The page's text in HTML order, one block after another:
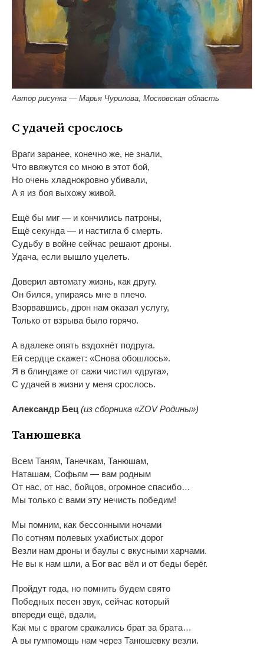
Автор рисунка — Марья Чурилова, Московская область
Судачей срослось
Враги заранее, конечно же, не знали,
Что ввяжутся со мною в этот бой,
Но очень хладнокровно убивали,
А я из боя выхожу живой.
Ещё бы миг — и кончились патроны,
Ещё секунда — и настигла б смерть.
Судьбу в войне сейчас решают дроны.
Удача, если вышло уцелеть.
Доверил автомату жизнь, как другу.
Он бился, упираясь мне в плечо.
Взорвавшись, дрон нам оказал услугу,
Только от взрыва было горячо.
А вдалеке опять вздохнёт подруга.
Ей сердце скажет: «Снова обошлось».
Я в блиндаже от сажи чистил «друга»,
С удачей в жизни у меня срослось.
Александр Бец (из сборника «ZOV Родины»)
Танюшевка
Всем Таням, Танечкам, Танюшам,
Наташам, Софьям — вам родным
От нас, от нас, бойцов, огромное спасибо…
Мы только с вами эту нечисть победим!
Мы помним, как бессонными ночами
По сотням полевых ухабистых дорог
Везли нам дроны и баулы с вкусными харчами.
Не вы к нам шли, а Бог вас вёл и от беды берёг.
Пройдут года, но помнить будем свято
Победных песен звук, сейчас который
впереди ещё, вдали,
Как мы с врагом сражались брат за брата…
А вы гумпомощь нам через Танюшевку везли.